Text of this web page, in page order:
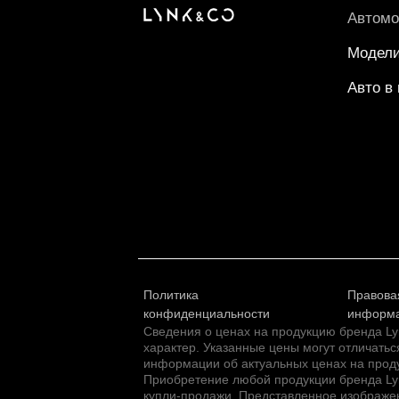
Авто в
Сведения о ценах на продукцию бренда
характер. Указанные цены могут
информации об актуальных ценах на
Приобретение любой продукции бренда
купли-продажи. Представленное
Политика
конфиденциальности